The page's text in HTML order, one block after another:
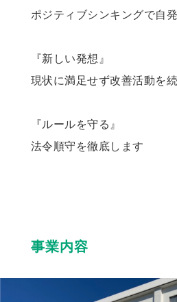
ポジティブシンキングで自
『新しい発想』
現状に満足せず改善活動を
『ルールを守る』
法令順守を徹底します
事業内容